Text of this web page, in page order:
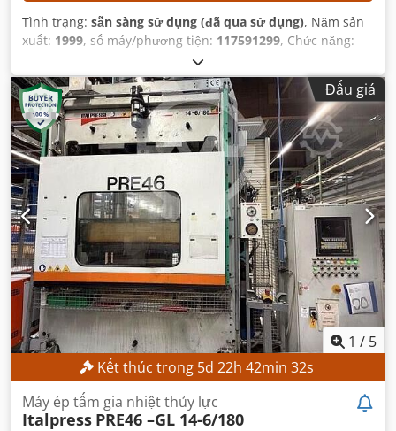
Tình trạng: sẵn sàng sử dụng (đã qua sử dụng), Năm sản
xuất: 1999, số máy/phương tiện: 117591299, Chức năng:
Đấu giá
1 / 5
Kết thúc trong 5d 22h 42min 31s
Máy ép tấm gia nhiệt thủy lực
Italpress PRE46 –GL 14-6/180